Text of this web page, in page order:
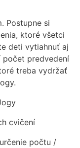
Postupne si
ktoré všetci
deti vytiahnuť aj
predvedení
treba vydržať
cvičení
počtu /